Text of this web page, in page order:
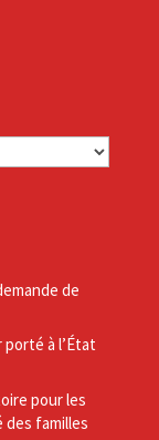
de
à l’État
pour les
des familles